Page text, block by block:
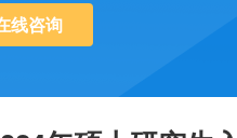
线咨询